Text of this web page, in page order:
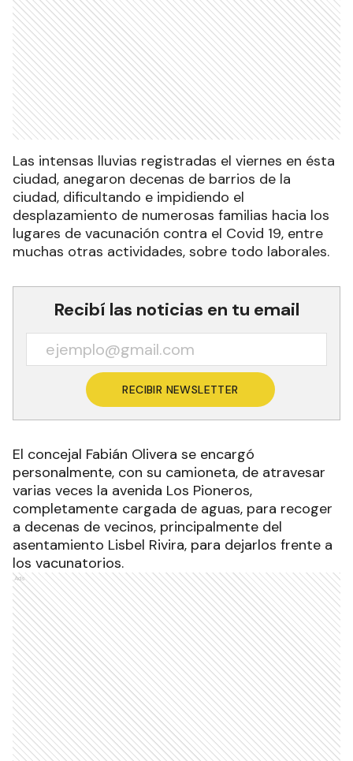
Las intensas lluvias registradas el viernes en ésta
ciudad, anegaron decenas de barrios de la
ciudad, dificultando e impidiendo el
desplazamiento de numerosas familias hacia los
lugares de vacunación contra el Covid 19, entre
muchas otras actividades, sobre todo laborales.
Recibí las noticias en tu email
RECIBIR NEWSLETTER
El concejal Fabián Olivera se encargó
personalmente, con su camioneta, de atravesar
varias veces la avenida Los Pioneros,
completamente cargada de aguas, para recoger
a decenas de vecinos, principalmente del
asentamiento Lisbel Rivira, para dejarlos frente a
los vacunatorios.
Ads